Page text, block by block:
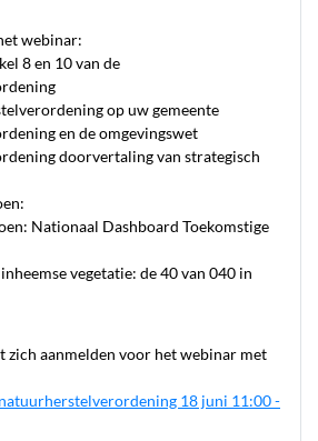
webinar:
8 en 10 van de
op uw gemeente
en de omgevingswet
doorvertaling van strategisch
Nationaal Dashboard Toekomstige
vegetatie: de 40 van 040 in
zich aanmelden voor het webinar met
18 juni 11:00 -